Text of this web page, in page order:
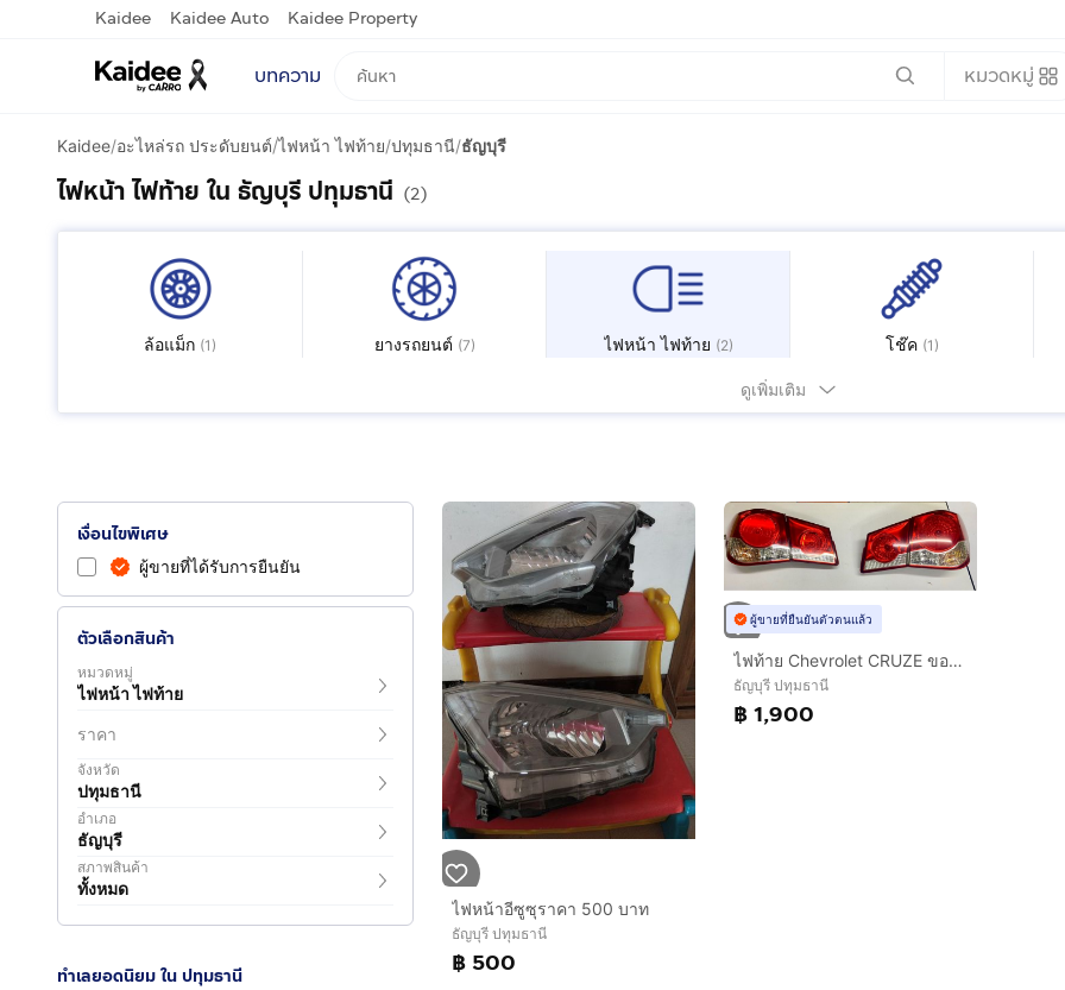
Kaidee Kaidee Auto Kaidee Property
บทความ หมวดหมู่
Kaidee/อะไหล่รถ ประดับยนต์/ไฟหน้า ไฟท้าย/ปทุมธานี/ธัญบุรี
ไฟหน้า ไฟท้าย ใน ธัญบุรี ปทุมธานี (2)
ล้อแม็ก (1 ) ยางรถยนต์ (7) ไฟหน้า ไฟท้าย (2) โช๊ค (1 )
ดูเพิ่มเติม
เงื่อนไขพิเศษ
ผู้ขายที่ได้รับการยืนยัน
ตัวเลือกสินค้า
หมวดหมู่
ไฟหน้า ไฟท้าย
ราคา
จังหวัด
ปทุมธานี
อำเภอ
ธัญบุรี
สภาพสินค้า
ทั้งหมด
ทำเลยอดนิยม ใน ปทุมธานี
ไฟหน้าอีซูซุราคา 500 บาท
ธัญบุรี ปทุมธานี
฿ 500
ผู้ขายที่ยืนยันตัวตนแล้ว
ไฟท้าย Chevrolet CRUZE ของแท้
ธัญบุรี ปทุมธานี
฿ 1,900